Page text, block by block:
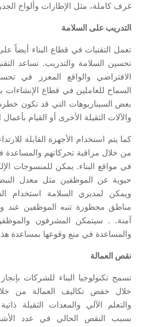
غرف كاملة، مثل الإطارات وألواح
التدريب على السلامة
تعمل التقنيات في قطاع البناء أيضاً
تحسين السلامة والتدريب. تساعد
الافتراضي والواقع المعزز في
السماح للعاملين في قطاع الإنشاءات
بعض السيناريوهات التي قد تكون
والآلات الثقيلة الأخرى أو القيام بأعمال
كما يتم استخدام الأجهزة القابلة
من خلال مراقبة تحركاتهم
في مواقع البناء. يمكن للمنسوجات
حيوية عن الموظفين مثل معدل
ويمكن لمديري السلامة استخدام
مناطق محظورة تنبه الموظفين عند
آمنة. . سيتمكن المشرفون
والمساعدة في منع وقوعها بمساعدة
نقص العمالة
تسمح تكنولوجيا البناء للشركات
خلال خفض تكاليف العمالة من
والتعلم الآلي والمعدات الثقيلة
بسبب النقص الحالي في عدد